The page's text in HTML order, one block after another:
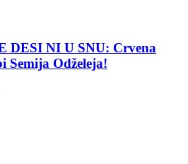
DESI NI U SNU: Crvena
Semija Odželeja!